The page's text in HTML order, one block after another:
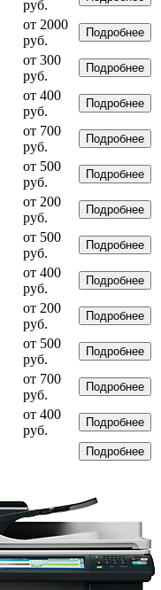
руб.
от 2000
руб.
Подробнее
от 300
руб.
Подробнее
от 400
руб.
Подробнее
от 700
руб.
Подробнее
от 500
руб.
Подробнее
от 200
руб.
Подробнее
от 500
руб.
Подробнее
от 400
руб.
Подробнее
от 200
руб.
Подробнее
от 500
руб.
Подробнее
от 700
руб.
Подробнее
от 400
руб.
Подробнее
Подробнее